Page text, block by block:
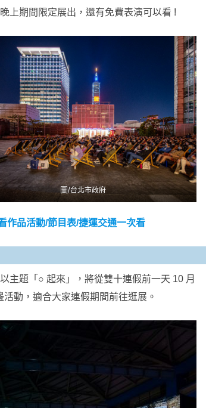
上期間限定展出，還有免費表演可以看 !
圖/台北市政府
作品活動/節目表/捷運交通一次看
主題「○ 起來」，將從雙十連假前一天 10 月
動，適合大家連假期間前往逛展。